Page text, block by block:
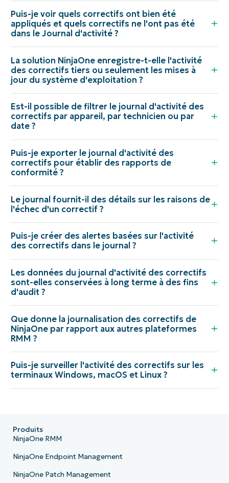
Puis-je voir quels correctifs ont bien été
appliqués et quels correctifs ne l'ont pas été
dans le Journal d'activité ?
La solution NinjaOne enregistre-t-elle l'activité
des correctifs tiers ou seulement les mises à
jour du système d'exploitation ?
Est-il possible de filtrer le journal d'activité des
correctifs par appareil, par technicien ou par
date ?
Puis-je exporter le journal d'activité des
correctifs pour établir des rapports de
conformité ?
Le journal fournit-il des détails sur les raisons de
l'échec d'un correctif ?
Puis-je créer des alertes basées sur l'activité
des correctifs dans le journal ?
Les données du journal d'activité des correctifs
sont-elles conservées à long terme à des fins
d'audit ?
Que donne la journalisation des correctifs de
NinjaOne par rapport aux autres plateformes
RMM ?
Puis-je surveiller l'activité des correctifs sur les
terminaux Windows, macOS et Linux ?
Produits
NinjaOne RMM
NinjaOne Endpoint Management
NinjaOne Patch Management